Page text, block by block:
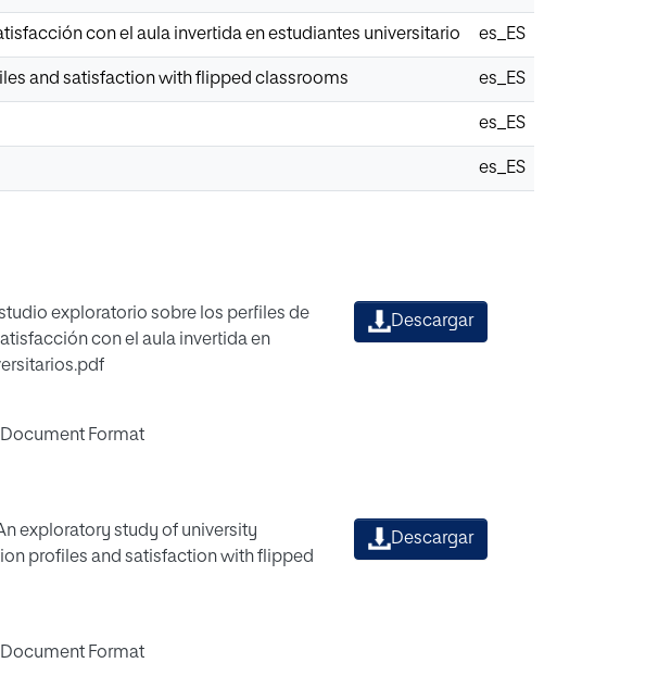
con el aula invertida en estudiantes universitario es_ES
and satisfaction with flipped classrooms es_ES
es_ES
es_ES
exploratorio sobre los perfiles de
con el aula invertida en
Format
Descargar
exploratory study of university
profiles and satisfaction with flipped
Format
Descargar